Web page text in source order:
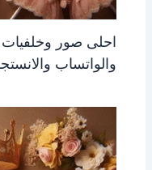
احلى صور وخلفيات
والواتساب